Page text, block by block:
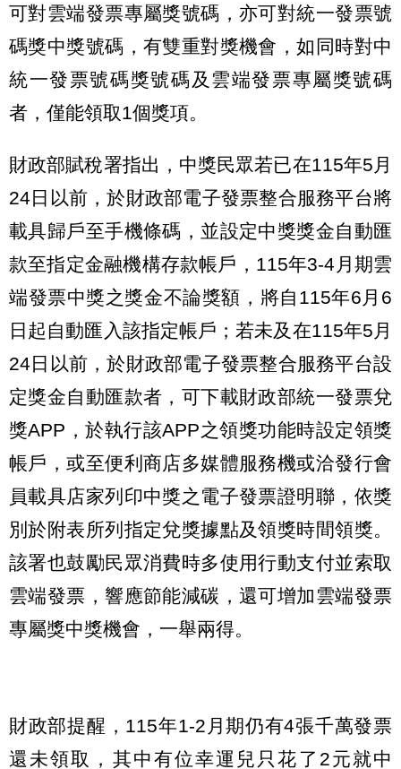
可對雲端發票專屬獎號碼，亦可對統一發票號
碼獎中獎號碼，有雙重對獎機會，如同時對中
統一發票號碼獎號碼及雲端發票專屬獎號碼
者，僅能領取1個獎項。
財政部賦稅署指出，中獎民眾若已在115年5月
24日以前，於財政部電子發票整合服務平台將
載具歸戶至手機條碼，並設定中獎獎金自動匯
款至指定金融機構存款帳戶，115年3-4月期雲
端發票中獎之獎金不論獎額，將自115年6月6
日起自動匯入該指定帳戶；若未及在115年5月
24日以前，於財政部電子發票整合服務平台設
定獎金自動匯款者，可下載財政部統一發票兌
獎APP，於執行該APP之領獎功能時設定領獎
帳戶，或至便利商店多媒體服務機或洽發行會
員載具店家列印中獎之電子發票證明聯，依獎
別於附表所列指定兌獎據點及領獎時間領獎。
該署也鼓勵民眾消費時多使用行動支付並索取
雲端發票，響應節能減碳，還可增加雲端發票
專屬獎中獎機會，一舉兩得。
財政部提醒，115年1-2月期仍有4張千萬發票
還未領取，其中有位幸運兒只花了2元就中